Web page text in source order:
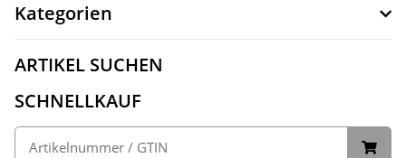
Kategorien
ARTIKEL SUCHEN
SCHNELLKAUF